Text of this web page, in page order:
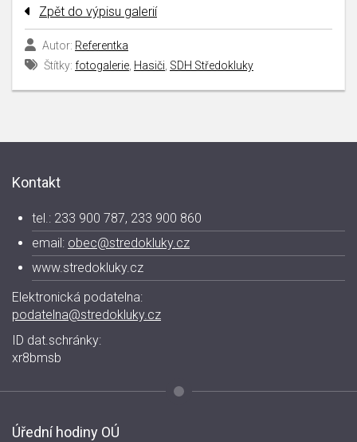
Zpět do výpisu galerií
Autor: Referentka
Štítky: fotogalerie Hasiči SDH Středokluky
Kontakt
tel.: 233 900 787, 233 900 860
email: obec@stredokluky.cz
www.stredokluky.cz
Elektronická podatelna:
podatelna@stredokluky.cz
ID dat.schránky:
xr8bmsb
Úřední hodiny OÚ